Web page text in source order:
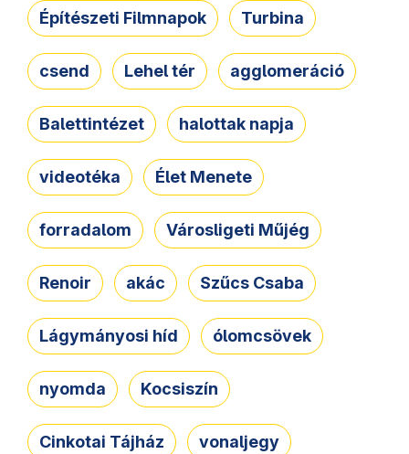
Építészeti Filmnapok Turbina
csend Lehel tér agglomeráció
Balettintézet halottak napja
videotéka Élet Menete
forradalom Városligeti Műjég
Renoir akác Szűcs Csaba
Lágymányosi híd ólomcsövek
nyomda Kocsiszín
Cinkotai Tájház vonaljegy